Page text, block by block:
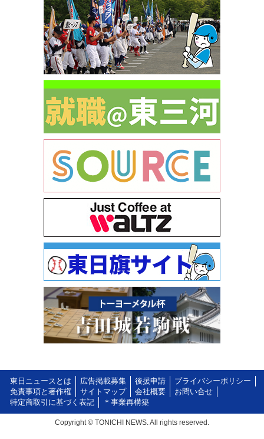
東日ニュースとは 広告掲載募集 後援申請
プライバシーポリシー
免責事項と著作権
サイトマップ 会社概要
お問い合せ
特定商取引に基づく表記
＊事業再構築
Copyright © TONICHI NEWS. All rights reserved.